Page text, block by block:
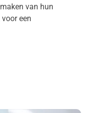
van hun
een